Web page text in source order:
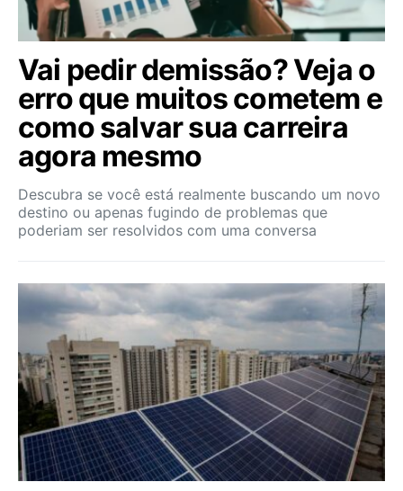
Vai pedir demissão? Veja o
erro que muitos cometem e
como salvar sua carreira
agora mesmo
Descubra se você está realmente buscando um novo
destino ou apenas fugindo de problemas que
poderiam ser resolvidos com uma conversa